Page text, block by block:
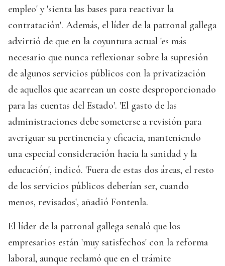
empleo' y 'sienta las bases para reactivar la
contratación'. Además, el líder de la patronal gallega
advirtió de que en la coyuntura actual 'es más
necesario que nunca reflexionar sobre la supresión
de algunos servicios públicos con la privatización
de aquellos que acarrean un coste desproporcionado
para las cuentas del Estado'. 'El gasto de las
administraciones debe someterse a revisión para
averiguar su pertinencia y eficacia, manteniendo
una especial consideración hacia la sanidad y la
educación', indicó. 'Fuera de estas dos áreas, el resto
de los servicios públicos deberían ser, cuando
menos, revisados', añadió Fontenla.
El líder de la patronal gallega señaló que los
empresarios están 'muy satisfechos' con la reforma
laboral, aunque reclamó que en el trámite